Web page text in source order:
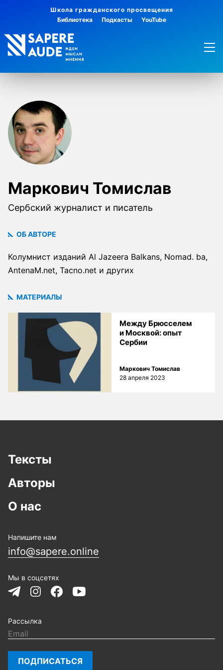
Школа гражданского просвещения
Библиотека
Подкасты YouTube
Маркович Томислав
Сербский журналист и писатель
ОБ АВТОРЕ
Колумнист изданий Al Jazeera Balkans, Nomad. ba,
AntenaM.net, Tacno.net и других
МАТЕРИАЛЫ
Между Брюсселем
и Москвой: опыт
Сербии
Маркович Томислав
28 апреля 2023
Тексты
Авторы
О нас
Напишите нам
info@sapere.online
Мы в соцсетях
Рассылка
ПОДПИСАТЬСЯ